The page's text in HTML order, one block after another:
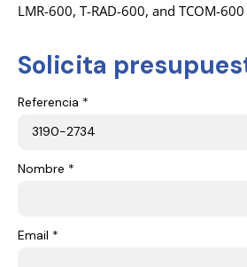
LMR-600, T-RAD-600, and TCOM-
Solicita
Referencia *
Nombre *
Email *